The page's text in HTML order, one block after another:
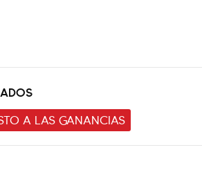
A LAS GANANCIAS